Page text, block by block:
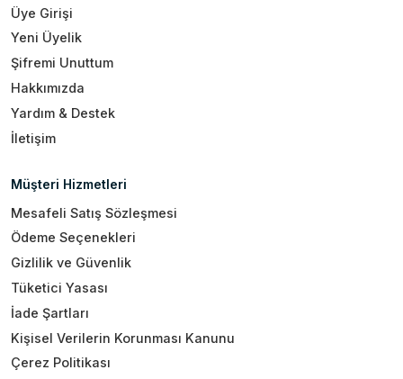
Üye Girişi
Yeni Üyelik
Şifremi Unuttum
Hakkımızda
Yardım & Destek
İletişim
Müşteri Hizmetleri
Mesafeli Satış Sözleşmesi
Ödeme Seçenekleri
Gizlilik ve Güvenlik
Tüketici Yasası
İade Şartları
Kişisel Verilerin Korunması Kanunu
Çerez Politikası